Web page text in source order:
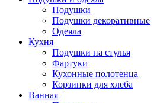
Подушки
Подушки декоративные
Одеяла
Кухня
Подушки на стулья
Фартуки
Кухонные полотенца
Корзинки для хлеба
Ванная